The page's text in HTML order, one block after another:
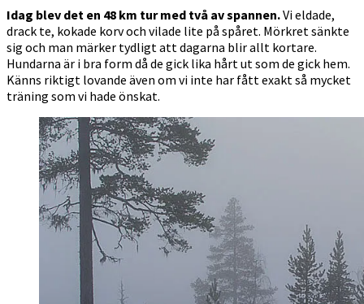
Idag blev det en 48 km tur med två av spannen.Vi eldade,
drack te, kokade korv och vilade lite på spåret. Mörkret sänkte
sig och man märker tydligt att dagarna blir allt kortare.
Hundarna är i bra form då de gick lika hårt ut som de gick hem.
Känns riktigt lovande även om vi inte har fått exakt så mycket
träning som vi hade önskat.